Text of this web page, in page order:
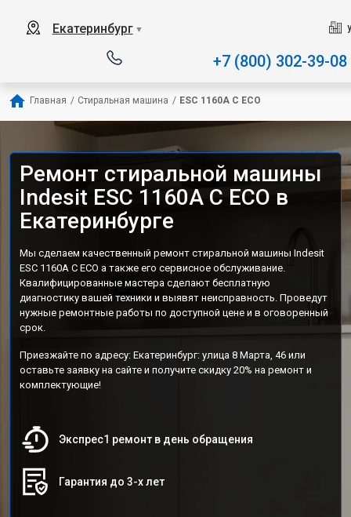
Екатеринбург ▼
+7 (800) 302-39-08
Главная / Стиральная машина / ESC 1160A C ECO
Ремонт стиральной машины
Indesit ESC 1160A C ECO в
Екатеринбурге
Мы сделаем качественный ремонт стиральной машины Indesit
ESC 1160A C ECO а также его сервисное обслуживание.
Квалифицированные мастера сделают бесплатную
диагностику вашей техники и выявят неисправность. Проведут
нужные ремонтные работы по доступной цене и в оговоренный
срок.
Приезжайте по адресу: Екатеринбург: улица 8 Марта, 46 или
оставьте заявку на сайте и получите скидку 20% на ремонт и
комплектующие!
Экспрес1 ремонт в день обращения
Гарантия до 3-х лет